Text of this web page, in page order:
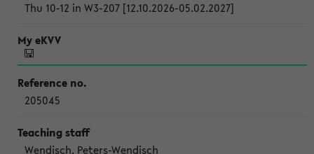
Thu 10-12 in W3-207 [12.10.2026-05.02.2027]
205045
Wendisch, Peters-Wendisch